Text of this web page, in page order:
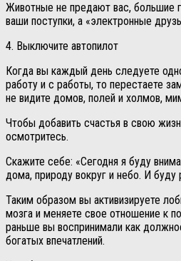
Животные не предают вас, большие
ваши поступки, а «электронные
4. Выключите автопилот
Когда вы каждый день следуете
работу и с работы, то перестаете
не видите домов, полей и холмов,
Чтобы добавить счастья в свою
осмотритесь.
Скажите себе: «Сегодня я буду
дома, природу вокруг и небо. И буду
Таким образом вы активизируете
мозга и меняете свое отношение к
раньше вы воспринимали как
богатых впечатлений.